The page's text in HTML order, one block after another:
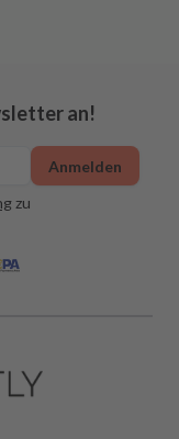
an!
zu
Anmelden